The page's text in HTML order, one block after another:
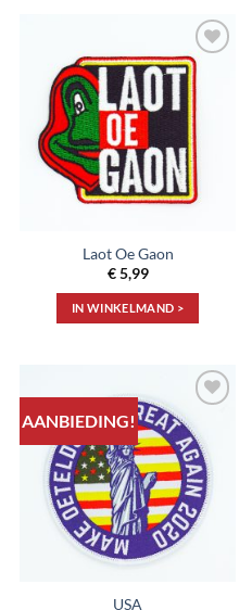
Toevoegen
aan
verlanglijst
Laot Oe Gaon
€5,99
IN WINKELMAND >
AANBIEDING!
Toevoegen
aan
verlanglijst
USA